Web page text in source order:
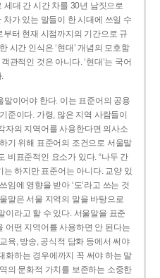
대 간 시간 차를 30년 남짓으로
가 있는 말들이 한 시대에 쓰일 수
터 현재 시점까지의 기간으로 규
시간 인식은 ‘현대’ 개념의 모호함
관적인 것은 아니다. ‘현대’는 국어
이어야 한다. 이는 표준어의 공용
준이다. 가령, 많은 지역 사람들이
자의 지역어를 사용한다면 의사소
기 위해 표준어의 조건으로 서울말
비표준적인 요소가 있다. “나두 간
는 하지만 표준어는 아니다. 교양 있
임에 영향을 받아 ‘도’라고 쓰는 것
말은 서울 지역의 말을 바탕으로
이라고 할 수 있다. 서울말을 표준
어떤 지역어를 사용하면 안 된다는
육, 방송, 공식적 담화 등에서 써야
화하는 경우에까지 꼭 써야 하는 말
의 문화적 가치를 보존하는 소중한